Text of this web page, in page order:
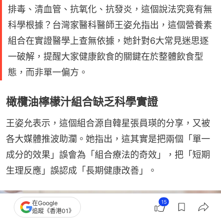
排毒、清血管、抗氧化、抗發炎，這個說法究竟有無
科學根據？台灣家醫科醫師王姿允指出，這個營養素
組合在實證醫學上查無依據，她針對6大常見迷思逐
一破解，提醒大家健康飲食的關鍵在於整體飲食型
態，而非單一偏方。
橄欖油檸檬汁組合缺乏科學實證
王姿允表示，這個組合源自韓星張員瑛的分享，又被
各大媒體推波助瀾。她指出，這其實是把兩個「單一
成分的效果」誤會為「組合療法的奇效」，把「短期
生理反應」誤認成「長期健康改善」。
在Google
追蹤《香港01》
15